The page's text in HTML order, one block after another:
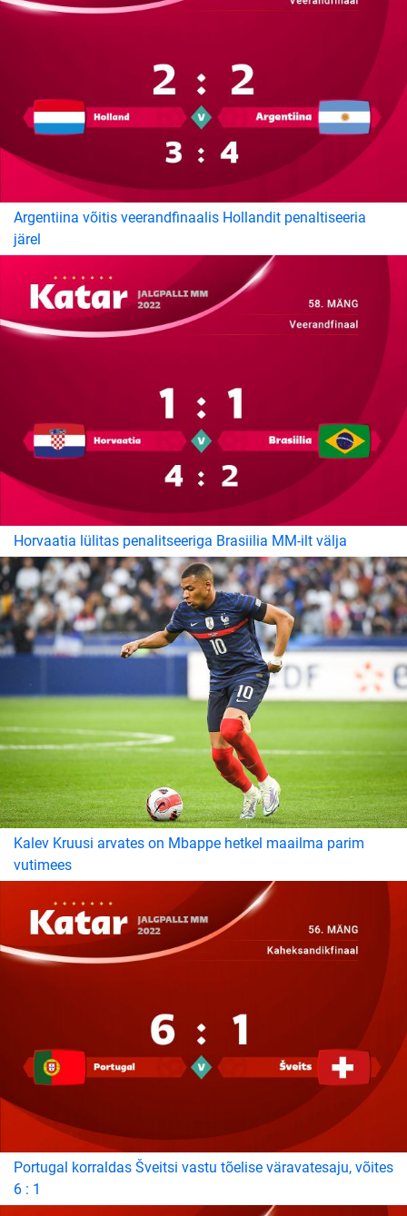
Argentiina võitis veerandfinaalis Hollandit penaltiseeria
järel
Horvaatia lülitas penalitseeriga Brasiilia MM-ilt välja
Kalev Kruusi arvates on Mbappe hetkel maailma parim
vutimees
Portugal korraldas Šveitsi vastu tõelise väravatesaju, võites
6 : 1